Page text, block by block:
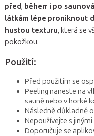
před, během i po
látkám lépe proniknout
hustou texturu, která se
pokožkou.
Použití:
Před použitím se
Peeling naneste na
sauně nebo v horké
Následně důkladně
Nepoužívejte s
Doporučuje se